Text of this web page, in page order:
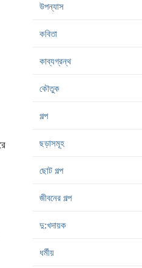
উপন্যাস
কবিতা
কাব্যগ্রন্থ
কৌতুক
গল্প
ছড়াসমূহ
ছোট গল্প
জীবনের গল্প
দু:খদায়ক
ধর্মীয়